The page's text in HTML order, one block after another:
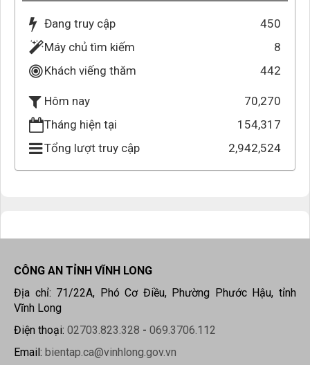
Đang truy cập
450
Máy chủ tìm kiếm
8
Khách viếng thăm
442
Hôm nay
70,270
Tháng hiện tại
154,317
Tổng lượt truy cập
2,942,524
CÔNG AN TỈNH VĨNH LONG
Địa chỉ: 71/22A, Phó Cơ Điều, Phường Phước Hậu, tỉnh
Vĩnh Long
Điện thoại: 02703.823.328 - 069.3706.112
Email: bientap.ca@vinhlong.gov.vn